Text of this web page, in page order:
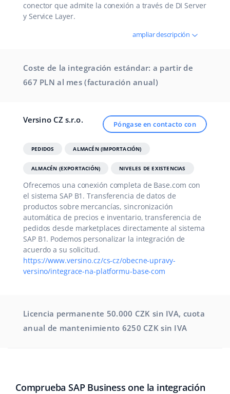
conector que admite la conexión a través de DI Server
y Service Layer.
ampliar descripción
Coste de la integración estándar: a partir de
667 PLN al mes (facturación anual)
Versino CZ s.r.o. Póngase en contacto con
PEDIDOS ALMACÉN (IMPORTACIÓN)
ALMACÉN (EXPORTACIÓN) NIVELES DE EXISTENCIAS
Ofrecemos una conexión completa de Base.com con
el sistema SAP B1. Transferencia de datos de
productos sobre mercancías, sincronización
automática de precios e inventario, transferencia de
pedidos desde marketplaces directamente al sistema
SAP B1. Podemos personalizar la integración de
acuerdo a su solicitud.
https://www.versino.cz/cs-cz/obecne-upravy-
versino/integrace-na-platformu-base-com
Licencia permanente 50.000 CZK sin IVA, cuota
anual de mantenimiento 6250 CZK sin IVA
Comprueba SAP Business one la integración